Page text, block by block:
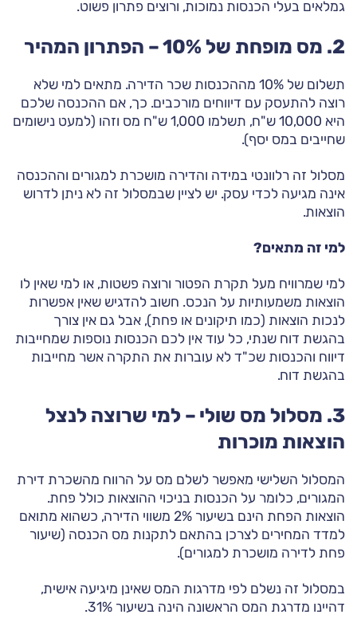
גמלאים בעלי הכנסות נמוכות, ורוצים פתרון פשוט.
2. מס מופחת של 10% – הפתרון המהיר
תשלום של 10% מההכנסות שכר הדירה. מתאים למי שלא
רוצה להתעסק עם דיווחים מורכבים. כך, אם ההכנסה שלכם
היא 10,000 ש"ח, תשלמו 1,000 ש"ח מס וזהו (למעט נישומים
שחייבים במס יסף).
מסלול זה רלוונטי במידה והדירה מושכרת למגורים וההכנסה
אינה מגיעה לכדי עסק. יש לציין שבמסלול זה לא ניתן לדרוש
הוצאות.
למי זה מתאים?
למי שמרוויח מעל תקרת הפטור ורוצה פשטות, או למי שאין לו
הוצאות משמעותיות על הנכס. חשוב להדגיש שאין אפשרות
לנכות הוצאות (כמו תיקונים או פחת), אבל גם אין צורך
בהגשת דוח שנתי, כל עוד אין לכם הכנסות נוספות שמחייבות
דיווח והכנסות שכ"ד לא עוברות את התקרה אשר מחייבות
בהגשת דוח.
3. מסלול מס שולי – למי שרוצה לנצל
הוצאות מוכרות
המסלול השלישי מאפשר לשלם מס על הרווח מהשכרת דירת
המגורים, כלומר על הכנסות בניכוי ההוצאות כולל פחת.
הוצאות הפחת הינם בשיעור 2% משווי הדירה, כשהוא מתואם
למדד המחירים לצרכן בהתאם לתקנות מס הכנסה (שיעור
פחת לדירה מושכרת למגורים).
במסלול זה נשלם לפי מדרגות המס שאינן מיגיעה אישית,
דהיינו מדרגת המס הראשונה הינה בשיעור 31%.